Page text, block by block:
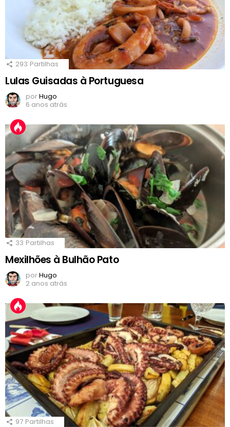
293 Partilhas
Lulas Guisadas à Portuguesa
porHugo
6 anos atrás
33 Partilhas
Mexilhões à Bulhão Pato
porHugo
2 anos atrás
97 Partilhas